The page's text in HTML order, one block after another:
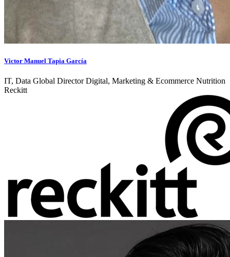
Victor Manuel Tapia García
IT, Data Global Director Digital, Marketing & Ecommerce Nutrition
Reckitt